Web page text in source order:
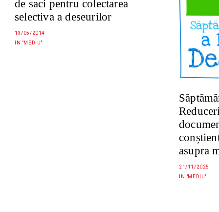
de saci pentru colectarea
selectiva a deseurilor
13/05/2014
IN "MEDIU"
asupra
21/11/2025
IN "MEDIU"